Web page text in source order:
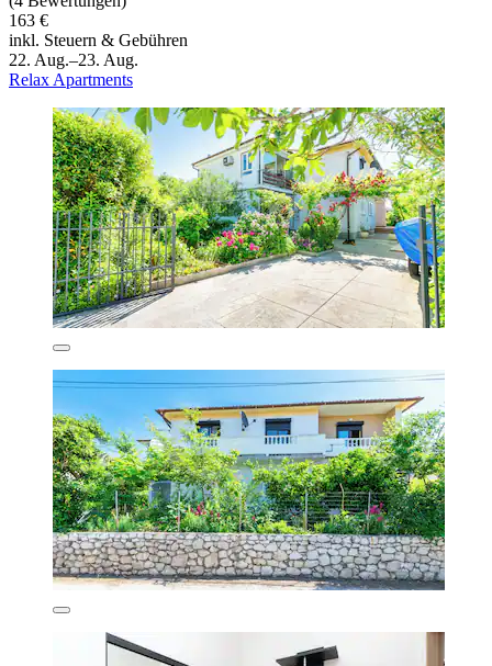
163 €
inkl. Steuern & Gebühren
22. Aug.–23. Aug.
Relax Apartments